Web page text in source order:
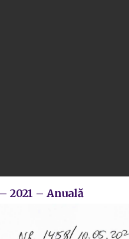
2021 – Anuală